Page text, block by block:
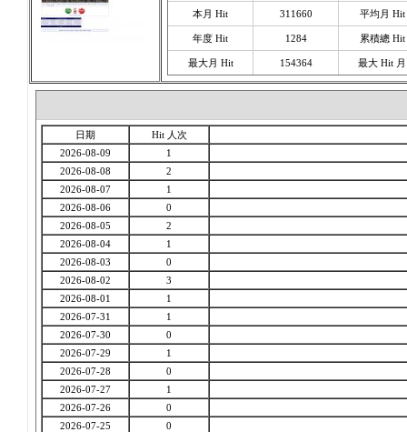
本月 Hit 311660 平均月 Hit
年度 Hit 1284 累積總 Hit
最大月 Hit 154364 最大 Hit 月
日期
Hit 人次
2026-08-09
1
2026-08-08
2
2026-08-07
1
2026-08-06
0
2026-08-05
2
2026-08-04
1
2026-08-03
0
2026-08-02
3
2026-08-01
1
2026-07-31
1
2026-07-30
0
2026-07-29
1
2026-07-28
0
2026-07-27
1
2026-07-26
0
2026-07-25
0